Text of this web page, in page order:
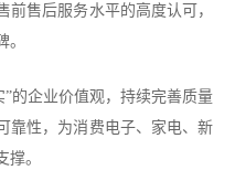
售后服务水平的高度认可，
的企业价值观，持续完善质量
靠性，为消费电子、家电、新
。